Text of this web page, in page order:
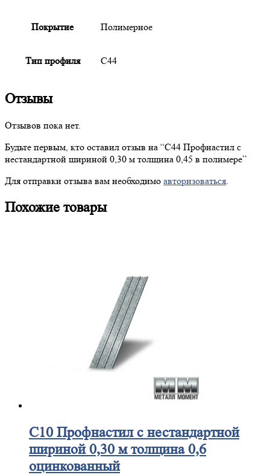
Покрытие Полимерное
Тип профиля С44
Отзывы
Отзывов пока нет.
Будьте первым, кто оставил отзыв на “С44 Профнастил с
нестандартной шириной 0,30 м толщина 0,45 в полимере”
Для отправки отзыва вам необходимо авторизоваться.
Похожие товары
С10Профнастил с нестандартной
шириной 0,30 м толщина 0,6
оцинкованный